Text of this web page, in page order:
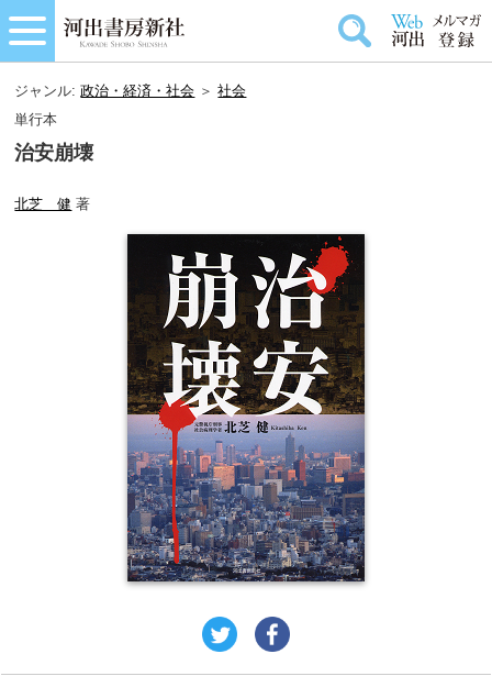
ジャンル:政治・経済・社会 ＞社会
単行本
治安崩壊
北芝 健 著